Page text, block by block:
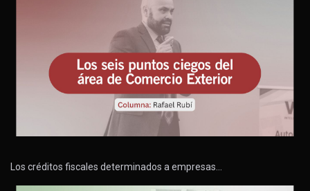
Los créditos fiscales determinados a empresas…